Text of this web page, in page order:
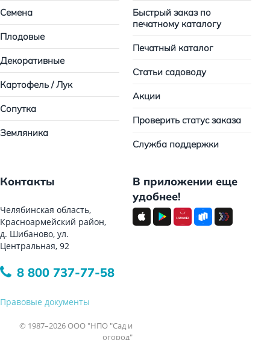
Семена
Плодовые
Декоративные
Картофель / Лук
Сопутка
Земляника
Быстрый заказ по
печатному каталогу
Печатный каталог
Статьи садоводу
Акции
Проверить статус заказа
Служба поддержки
Контакты
Челябинская область,
Красноармейский район,
д. Шибаново, ул.
Центральная, 92
8 800 737-77-58
Правовые документы
© 1987–2026 ООО "НПО "Сад и
огород"
В приложении еще
удобнее!